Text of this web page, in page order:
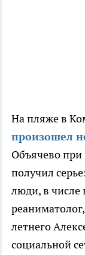
На пляже в
произошел
Объячево
получил
люди, в числе
летнего
социальной